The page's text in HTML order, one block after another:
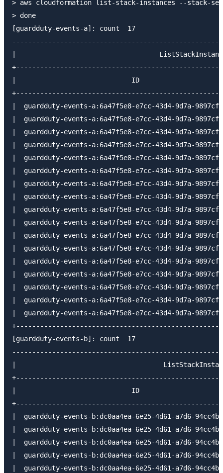
> aws cloudformation list-stack-instances --stack-
> done
[guardduty-events-a]: count  17
|
|                             ID
|  guardduty-events-a:6a47f5e8-e7cc-43d4-9d7a-
|  guardduty-events-a:6a47f5e8-e7cc-43d4-9d7a-
|  guardduty-events-a:6a47f5e8-e7cc-43d4-9d7a-
|  guardduty-events-a:6a47f5e8-e7cc-43d4-9d7a-
|  guardduty-events-a:6a47f5e8-e7cc-43d4-9d7a-
|  guardduty-events-a:6a47f5e8-e7cc-43d4-9d7a-
|  guardduty-events-a:6a47f5e8-e7cc-43d4-9d7a-
|  guardduty-events-a:6a47f5e8-e7cc-43d4-9d7a-
|  guardduty-events-a:6a47f5e8-e7cc-43d4-9d7a-
|  guardduty-events-a:6a47f5e8-e7cc-43d4-9d7a-
|  guardduty-events-a:6a47f5e8-e7cc-43d4-9d7a-
|  guardduty-events-a:6a47f5e8-e7cc-43d4-9d7a-
|  guardduty-events-a:6a47f5e8-e7cc-43d4-9d7a-
|  guardduty-events-a:6a47f5e8-e7cc-43d4-9d7a-
|  guardduty-events-a:6a47f5e8-e7cc-43d4-9d7a-
|  guardduty-events-a:6a47f5e8-e7cc-43d4-9d7a-
|  guardduty-events-a:6a47f5e8-e7cc-43d4-9d7a-
[guardduty-events-b]: count  17
|
|                             ID
|  guardduty-events-b:dc0aa4ea-6e25-4d61-a7d6-
|  guardduty-events-b:dc0aa4ea-6e25-4d61-a7d6-
|  guardduty-events-b:dc0aa4ea-6e25-4d61-a7d6-
|  guardduty-events-b:dc0aa4ea-6e25-4d61-a7d6-
|  guardduty-events-b:dc0aa4ea-6e25-4d61-a7d6-